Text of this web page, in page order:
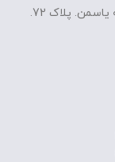
خیابان حافظ. خیابان نوفل لوشاتو. جنب کوچه یاسمن. پلاک 72.